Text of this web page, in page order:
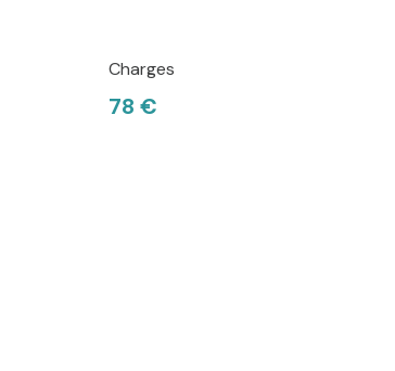
Charges
78 €